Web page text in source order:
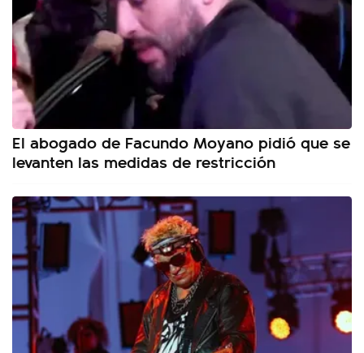
El abogado de Facundo Moyano pidió que se
levanten las medidas de restricción